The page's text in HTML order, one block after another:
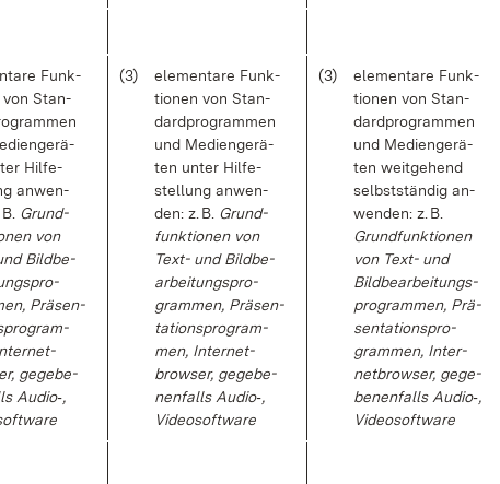
Funk­
von Stan­
Hil­fe­
an­wen­
Grund­
von
Bild­be­
Prä­sen­
ge­ge­be­
Au­dio‑,
(3)
ele­men­ta­re Funk­
tio­nen von Stan­
dard­pro­gram­men
und Me­di­en­ge­rä­
ten un­ter Hil­fe­
stel­lung an­wen­
den: z. B. Grund­
funk­tio­nen von
Text- und Bild­be­
ar­bei­tungs­pro­
gram­men, Prä­sen­
ta­ti­ons­pro­gram­
men, In­ter­net­
brow­ser, ge­ge­be­
nen­falls Au­dio‑,
Vi­deo­soft­ware
(3)
ele­men­ta­re Funk­
tio­nen von Stan­
dard­pro­gram­men
und Me­di­en­ge­rä­
ten weit­ge­hend
selbst­stän­dig an­
wen­den: z. B.
Grund­funk­tio­nen
von Text- und
Bild­be­ar­bei­tungs­
pro­gram­men, Prä­
sen­ta­ti­ons­pro­
gram­men, In­ter­
net­brow­ser, ge­ge­
be­nen­falls Au­dio‑,
Vi­deo­soft­ware